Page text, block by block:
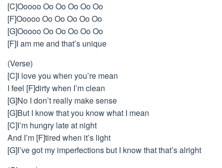
[C]Ooooo Oo Oo Oo Oo Oo
[F]Ooooo Oo Oo Oo Oo Oo
[G]Ooooo Oo Oo Oo Oo Oo
[F]I am me and that’s unique
(Verse)
[C]I love you when you’re mean
I feel [F]dirty when I’m clean
[G]No I don’t really make sense
[G]But I know that you know what I mean
[C]I’m hungry late at night
And I’m [F]tired when it’s light
[G]I’ve got my imperfections but I know that that’s alright